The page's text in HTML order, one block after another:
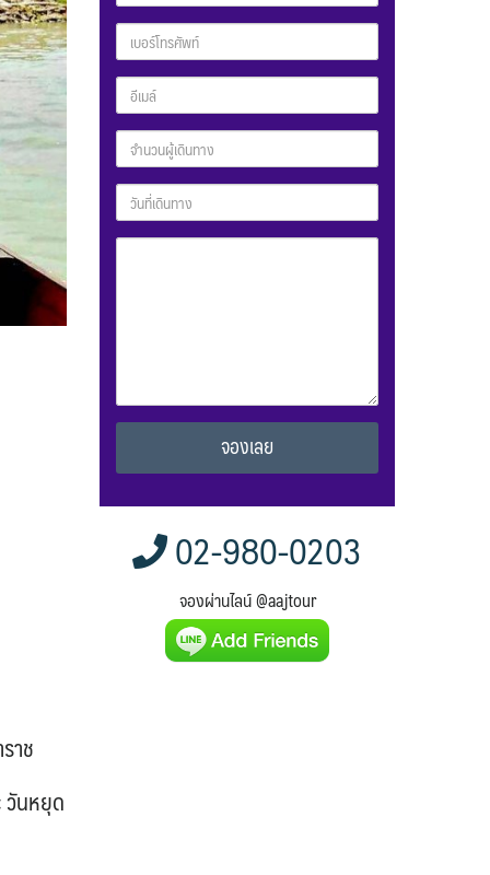
าช
วันหยุด
Alternative:
02-980-0203
จองผ่านไลน์ @aajtour